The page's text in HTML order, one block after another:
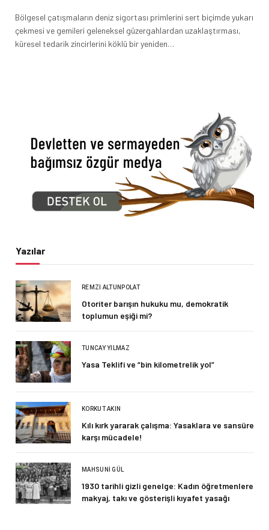
Bölgesel çatışmaların deniz sigortası primlerini sert biçimde yukarı
çekmesi ve gemileri geleneksel güzergahlardan uzaklaştırması,
küresel tedarik zincirlerini köklü bir yeniden…
Yazılar
REMZI ALTUNPOLAT
Otoriter barışın hukuku mu, demokratik
toplumun eşiği mi?
TUNCAY YILMAZ
Yasa Teklifi ve “bin kilometrelik yol”
KORKUT AKIN
Kılı kırk yararak çalışma: Yasaklara ve sansüre
karşı mücadele!
MAHSUNI GÜL
1930 tarihli gizli genelge: Kadın öğretmenlere
makyaj, takı ve gösterişli kıyafet yasağı